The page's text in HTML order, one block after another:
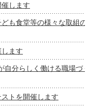
します
も食堂等の様々な取組の
ます
自分らしく働ける職場づ
トを開催します